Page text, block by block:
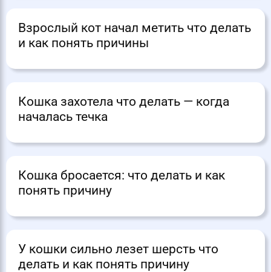
Взрослый кот начал метить что делать
и как понять причины
Кошка захотела что делать — когда
началась течка
Кошка бросается: что делать и как
понять причину
У кошки сильно лезет шерсть что
делать и как понять причину